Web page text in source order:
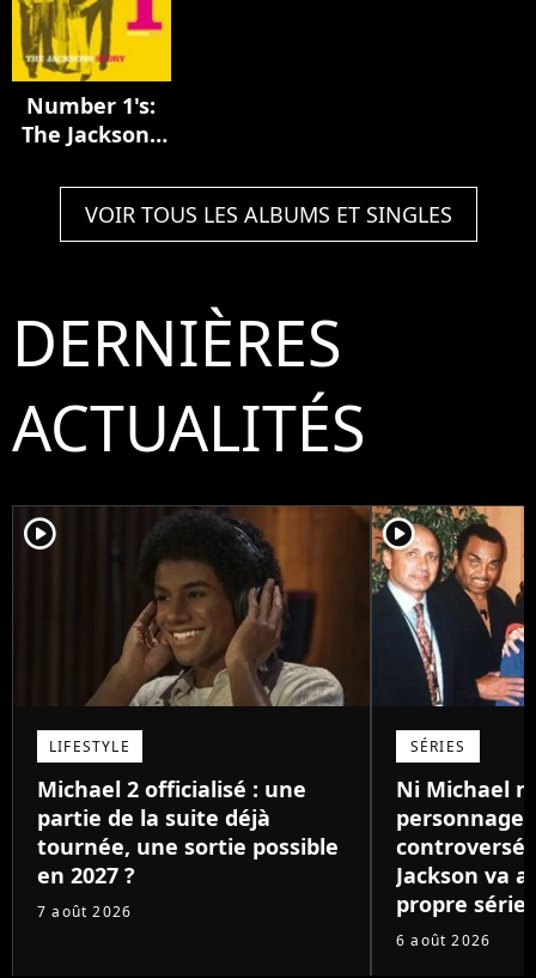
Number 1's:
The Jacksons
VOIR TOUS LES ALBUMS ET SINGLES
DERNIÈRES
ACTUALITÉS
player2
LIFESTYLE
Michael 2 officialisé : une
partie de la suite déjà
tournée, une sortie possible
en 2027 ?
7 août 2026
player2
SÉRIES
Ni Michael
personnage
controversé
Jackson va
propre série
6 août 2026